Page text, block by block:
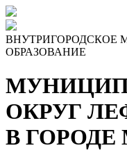
ВНУТРИГОРОДСКОЕ
ОБРАЗОВАНИЕ
ОКРУГ
В